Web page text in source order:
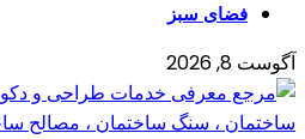
فضای سبز
آگوست 8, 2026